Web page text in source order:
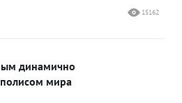
15162
динамично
мира